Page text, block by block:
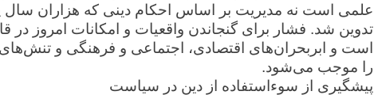
علمی است نه مدیریت بر اساس احکام دینی که هزاران
تدوین شد. فشار برای گنجاندن واقعیات و امکانات امروز در
است و ابربحران‌های اقتصادی، اجتماعی و فرهنگی و
را موجب می‌شود.
پیشگیری از سوءاستفاده از دین در سیاست